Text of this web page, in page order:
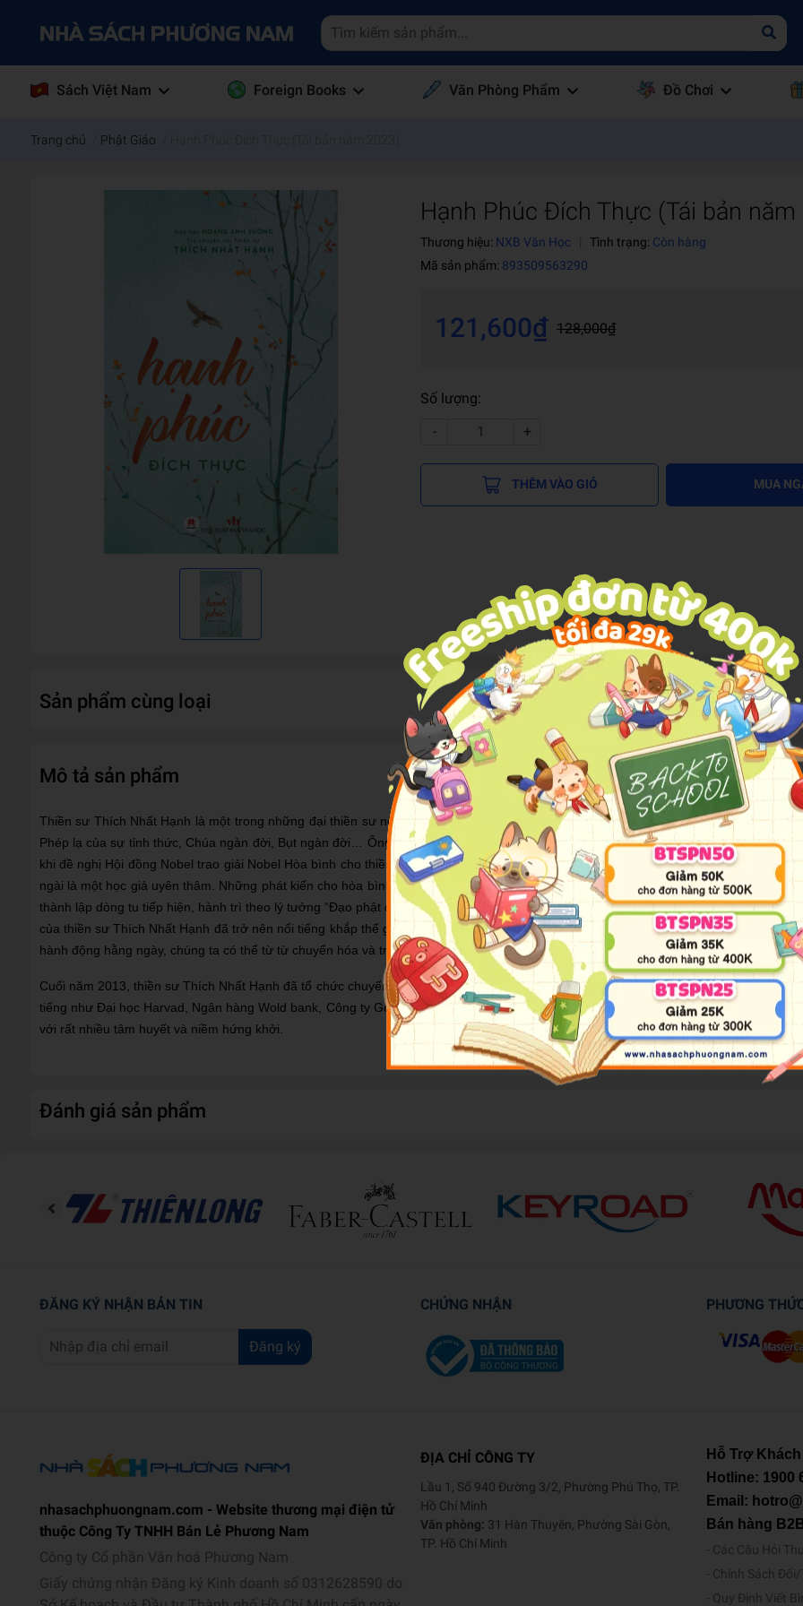
Sách Việt Nam Foreign Books Văn Phòng Phẩm Đồ Chơi
Trang chủ Phật Giáo
Hạnh Phúc Đích Thực (Tái bản
Thương hiệu: NXB Văn Học Tình trạng: Còn hàng
Mã sản phẩm: 893509563290
121,600₫ 128,000₫
Số lượng:
-
+
THÊM VÀO GIỎ MUA
Sản phẩm cùng loại
Mô tả sản phẩm
Thiền sư Thích Nhất Hạnh là một trong những đại thiền sư nổi tiếng nhất thế giới, tác giả của hàng trăm cuốn sách, trong đó, rất
Phép lạ của sự tỉnh thức, Chúa ngàn đời, Bụt ngàn đời… Ông là một văn nhân, một thi nhân, một học giả và cũng là một người đấu
khi đề nghị Hội đồng Nobel trao giải Nobel Hòa bình cho thiền sư Thích Nhất Hạnh, mục sư nổi tiếng người Mỹ Martin Luther King
ngài là một học giả uyên thâm. Những phát kiến cho hòa bình của ngài, nếu áp dụng được, sẽ dựng nên một tượng đài cho tinh
thành lập dòng tu tiếp hiện, hành trì theo lý tưởng “Đạo phật đi vào cuộc đời” với phương pháp thực tập chánh niệm được xây dựng
của thiền sư Thích Nhất Hạnh đã trở nên nổi tiếng khắp thế giới vì thực hành đơn giản nhưng kết quả lại vô cùng sâu sắc. Chỉ cần
hành động hằng ngày, chúng ta có thể từ từ chuyển hóa và trị liệu nhiều vết thương trong ta và những người khác bằng lòng từ và
Cuối năm 2013, thiền sư Thích Nhất Hạnh đã tổ chức chuyến hoằng pháp đạo Phật dọc nước Mỹ, kéo dài suốt hai tháng với hàng
tiếng như Đại học Harvad, Ngân hàng Wold bank, Công ty Google, Facebook… Nhà báo Hoàng Anh Sướng đã theo chân thiền sư
với rất nhiều tâm huyết và niềm hứng khởi.
Đánh giá sản phẩm
ĐĂNG KÝ NHẬN BẢN TIN
Đăng ký
CHỨNG NHẬN PHƯƠNG
nhasachphuongnam.com - Website thương mại điện tử
thuộc Công Ty TNHH Bán Lẻ Phương Nam
Công ty Cổ phần Văn hoá Phương Nam
Giấy chứng nhận Đăng ký Kinh doanh số 0312628590 do
ĐỊA CHỈ CÔNG TY
Lầu 1, Số 940 Đường 3/2, Phường Phú Thọ, TP.
Hồ Chí Minh
Văn phòng: 31 Hàn Thuyên, Phường Sài Gòn,
TP. Hồ Chí Minh
Hỗ Trợ
Hotline: 1900
Email:
Bán hàng
Các Câu Hỏi
Chính Sách
Quy Định Viết